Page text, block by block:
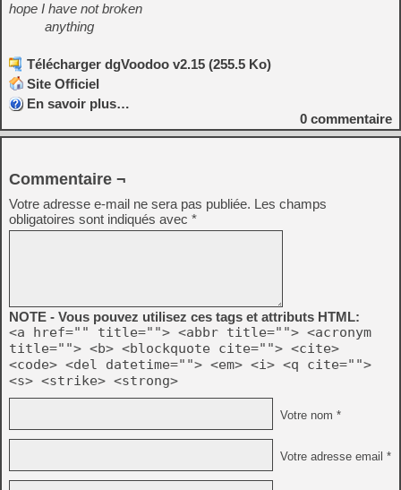
hope I have not broken
anything
Télécharger dgVoodoo v2.15 (255.5 Ko)
Site Officiel
En savoir plus…
0 commentaire
Commentaire ¬
Votre adresse e-mail ne sera pas publiée. Les champs
obligatoires sont indiqués avec *
NOTE - Vous pouvez utilisez ces tags et attributs HTML:
<a href="" title=""> <abbr title=""> <acronym
title=""> <b> <blockquote cite=""> <cite>
<code> <del datetime=""> <em> <i> <q cite="">
<s> <strike> <strong>
Votre nom *
Votre adresse email *